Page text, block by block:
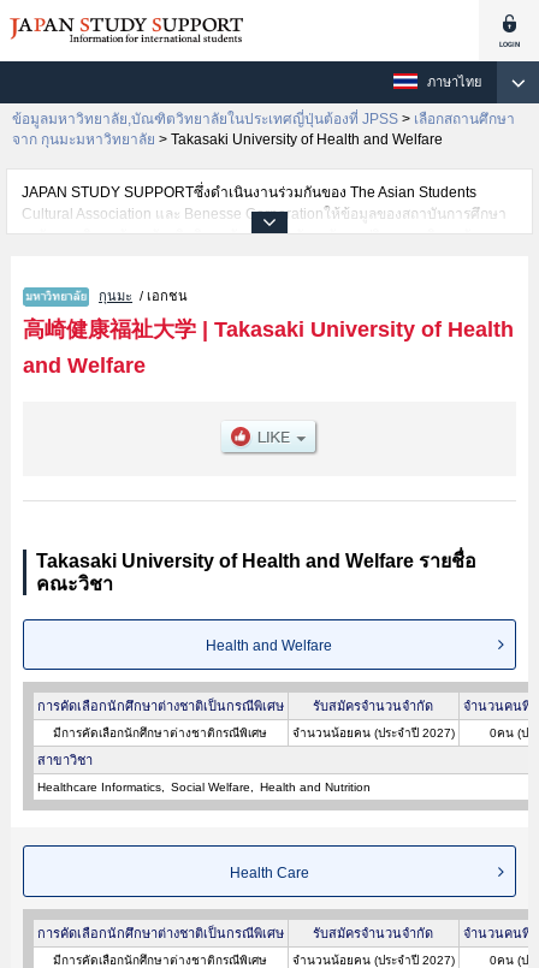
ภาษาไทย
ข้อมูลมหาวิทยาลัย,บัณฑิตวิทยาลัยในประเทศญี่ปุ่นต้องที่ JPSS > เลือกสถานศึกษา
จาก กุนมะมหาวิทยาลัย > Takasaki University of Health and Welfare
JAPAN STUDY SUPPORTซึ่งดำเนินงานร่วมกันของ The Asian Students
Cultural Association และ Benesse Corporationให้ข้อมูลของสถาบันการศึกษา
ระดับมหาวิทยาลัย・บัณฑิตวิทยาลัย・วิทยาลัยระดับอนุปริญญา・วิทยาลัย
จำเป็นสำหรับนักศึกษาต่างชาติเช่นข้อมูลของแต่ละคณะ,ข้อมูลการสอบคัดเลือก
เข้าศึกษาเช่นจำนวนคนที่รับสมัครหรือจำนวนคนที่ผ่านการสอบคัดเลือก
เป็นต้น,แนะนำสถานที่,การเดินทางเป็นต้นไว้ด้วยดังนั้นขอเชิญใช้บริการค้นหา
ข้อมูลตามอัธยาศัย
กุนมะ / เอกชน
高崎健康福祉大学| Takasaki University of Health
and Welfare
Takasaki University of Health and Welfare รายชื่อ
คณะวิชา
Health and Welfare
การคัดเลือกนักศึกษาต่างชาติเป็นกรณีพิเศษ รับสมัครจำนวนจำกัด จำนวนคนที่
มีการคัดเลือกนักศึกษาต่างชาติกรณีพิเศษ จำนวนน้อยคน (ประจำปี 2027) 0คน (ปร
สาขาวิชา
Healthcare Informatics Social Welfare Health and Nutrition
Health Care
การคัดเลือกนักศึกษาต่างชาติเป็นกรณีพิเศษ รับสมัครจำนวนจำกัด จำนวนคนที่
มีการคัดเลือกนักศึกษาต่างชาติกรณีพิเศษ จำนวนน้อยคน (ประจำปี 2027) 0คน (ปร